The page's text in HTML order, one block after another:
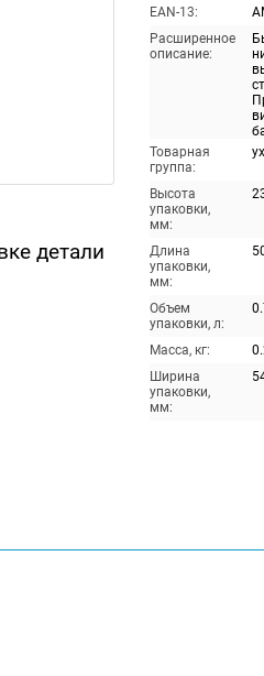
детали
EAN-13:
Расширенное
описание:
Товарная
группа:
Высота
упаковки,
мм:
Длина
упаковки,
мм:
Объем
упаковки, л:
Масса, кг:
Ширина
упаковки,
мм: